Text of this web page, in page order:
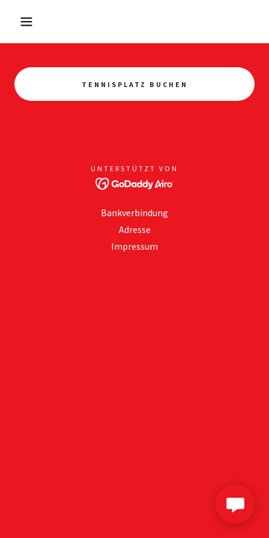
TENNISPLATZ BUCHEN
UNTERSTÜTZT VON
Bankverbindung
Adresse
Impressum